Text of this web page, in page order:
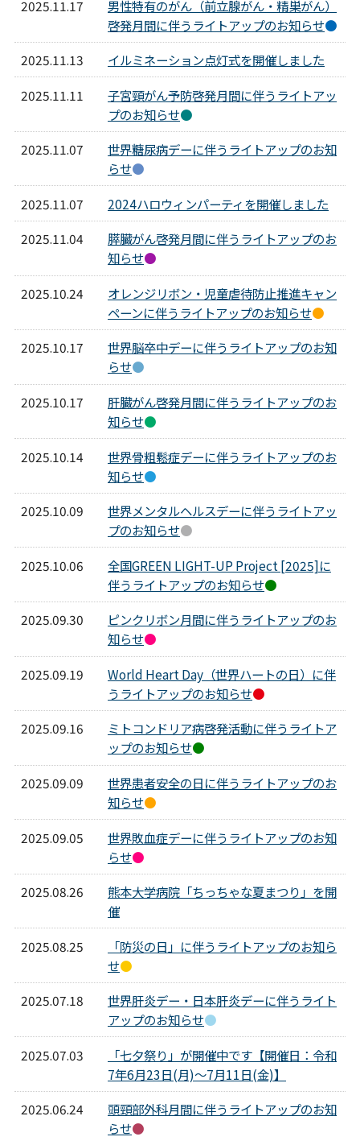
2025.11.17
男性特有のがん（前立腺がん・精巣がん）
啓発月間に伴うライトアップのお知らせ●
2025.11.13
イルミネーション点灯式を開催しました
2025.11.11
子宮頸がん予防啓発月間に伴うライトアッ
プのお知らせ●
2025.11.07
世界糖尿病デーに伴うライトアップのお知
らせ●
2025.11.07
2024ハロウィンパーティを開催しました
2025.11.04
膵臓がん啓発月間に伴うライトアップのお
知らせ●
2025.10.24
オレンジリボン・児童虐待防止推進キャン
ペーンに伴うライトアップのお知らせ●
2025.10.17
世界脳卒中デーに伴うライトアップのお知
らせ●
2025.10.17
肝臓がん啓発月間に伴うライトアップのお
知らせ●
2025.10.14
世界骨粗鬆症デーに伴うライトアップのお
知らせ●
2025.10.09
世界メンタルヘルスデーに伴うライトアッ
プのお知らせ●
2025.10.06
全国GREEN LIGHT-UP Project [2025]に
伴うライトアップのお知らせ●
2025.09.30
ピンクリボン月間に伴うライトアップのお
知らせ●
2025.09.19
World Heart Day（世界ハートの日）に伴
うライトアップのお知らせ●
2025.09.16
ミトコンドリア病啓発活動に伴うライトア
ップのお知らせ●
2025.09.09
世界患者安全の日に伴うライトアップのお
知らせ●
2025.09.05
世界敗血症デーに伴うライトアップのお知
らせ●
2025.08.26
熊本大学病院「ちっちゃな夏まつり」を開
催
2025.08.25
「防災の日」に伴うライトアップのお知ら
せ●
2025.07.18
世界肝炎デー・日本肝炎デーに伴うライト
アップのお知らせ●
2025.07.03
「七夕祭り」が開催中です【開催日：令和
7年6月23日(月)～7月11日(金)】
2025.06.24
頭頸部外科月間に伴うライトアップのお知
らせ●